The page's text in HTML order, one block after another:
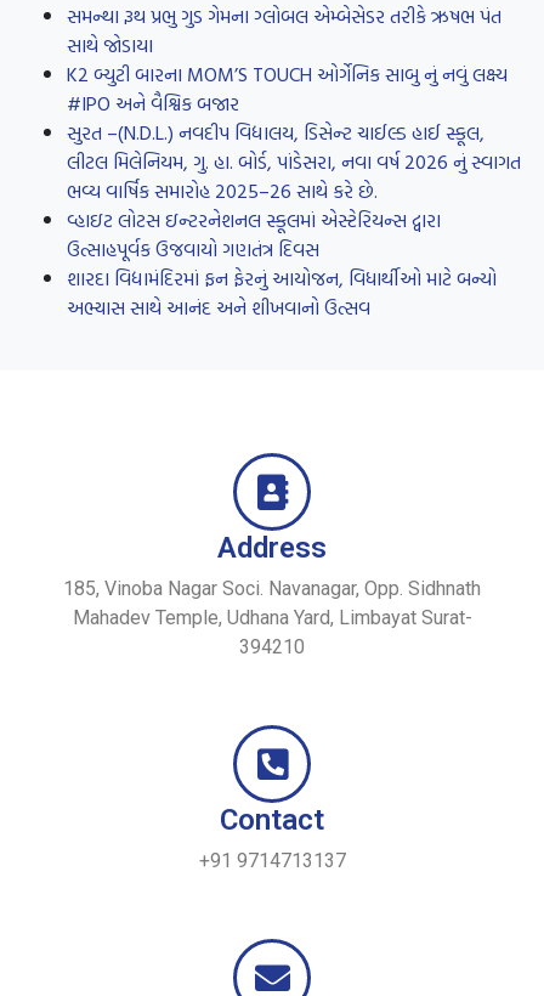
સમન્થા રૂથ પ્રભુ ગુડ ગેમના ગ્લોબલ એમ્બેસેડર તરીકે ઋષભ પંત
સાથે જોડાયા
K2 બ્યુટી બારના MOM’S TOUCH ઓર્ગેનિક સાબુ નું નવું લક્ષ્ય
#IPO અને વૈશ્વિક બજાર
સુરત –(N.D.L.) નવદીપ વિદ્યાલય, ડિસેન્ટ ચાઈલ્ડ હાઈ સ્કૂલ,
લીટલ મિલેનિયમ, ગુ. હા. બોર્ડ, પાંડેસરા, નવા વર્ષ 2026 નું સ્વાગત
ભવ્ય વાર્ષિક સમારોહ 2025–26 સાથે કરે છે.
વ્હાઇટ લોટસ ઇન્ટરનેશનલ સ્કૂલમાં એસ્ટેરિયન્સ દ્વારા
ઉત્સાહપૂર્વક ઉજવાયો ગણતંત્ર દિવસ
શારદા વિદ્યામંદિરમાં ફન ફેરનું આયોજન, વિધાર્થીઓ માટે બન્યો
અભ્યાસ સાથે આનંદ અને શીખવાનો ઉત્સવ
Address
185, Vinoba Nagar Soci. Navanagar, Opp. Sidhnath
Mahadev Temple, Udhana Yard, Limbayat Surat-
394210
Contact
+91 9714713137